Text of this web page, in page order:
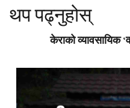
थप पढ्नुहोस्
केराको व्यावसायिक